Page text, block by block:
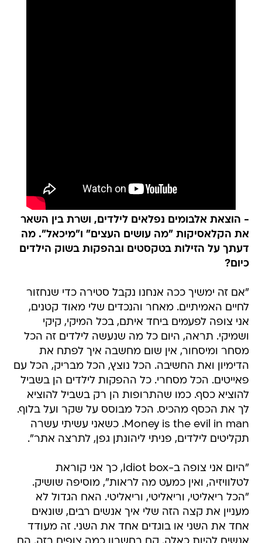
- הוצאת אלבומים נפלאים לילדים, ושרת בין השאר
את הקלאסיקות "מה עושים העצים" ו"מיכאל". מה
דעתך על הזילות בטקסטים ובהפקות בשוק הילדים
כיום?
"אם זה ימשיך ככה אנחנו נקבל סטירה כדי שנחזור
לחיים האמיתיים. מאחר והנכדים שלי מאוד קטנים,
אני צופה לפעמים ביחד איתם, בכל המיקי, קיקי
ושמיקי. תראה, היום כל מה שנעשה לילדים זה הכל
מסחר ומיסחור, אין שום מחשבה איך לפתח את
הדימיון ואת החשיבה. הכל נוצץ, הכל מבריק, הכל עם
פאייטים. הכל מסחרי. כל ההפקות לילדים הן בשביל
להוציא כסף. כמו שהתרופות הן רק בשביל להוציא
לך את הכסף מהכיס. הכל מבוסס על שקר ועל בלוף.
Money is the evil in man. כשאני עשיתי עשרה
תקליטים לילדים, פניתי ליהונתן גפן, לתרצה אתר".
"היום אני צופה ב-Idiot box, כך אני קוראת
לטלוויזיה, ואין כמעט מה לראות", מוסיפה שושיק.
"הכל ריאליטי, וריאליטי, וריאליטי. האח הגדול לא
מעניין את קצה הזה שלי איך אנשים רבים, שונאים
אחד את השני או בוגדים אחד את השני. זה מעודד